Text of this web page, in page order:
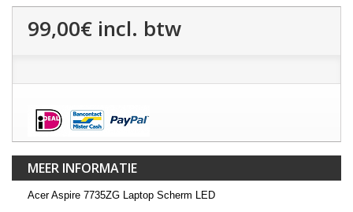
99,00€ incl. btw
MEER INFORMATIE
Acer Aspire 7735ZG Laptop Scherm LED